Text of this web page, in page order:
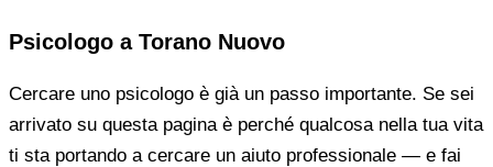
Psicologo a Torano Nuovo
Cercare uno psicologo è già un passo importante. Se sei
arrivato su questa pagina è perché qualcosa nella tua vita
ti sta portando a cercare un aiuto professionale — e fai